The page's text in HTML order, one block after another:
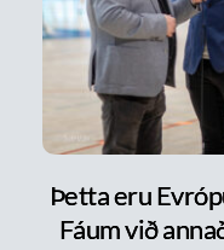
Þetta eru
Fáum við